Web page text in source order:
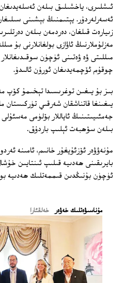
ئىشلىرى، ياخشىلىق بىلەن
ئەسەرلەردۇر. يېتىمنىڭ بېشىنى
زىيارەت قىلغان، دەردمەن بىلەن
مەزلۇملارنىڭ ئاۋازى بولغانلارنى بۇ
مىللىتى ۋە ۋەتىنى ئۈچۈن
چوقۇم ئۆچمەيدىغان ئورۇن ئالىدۇ.
بىز بۇ يىغىن توغرىسىدا تېخىمۇ كۆپ
يىغىنغا قاتناشقان شەرقىي تۈركىستان
جەمئىيىتىنىڭ ئاياللار بۆلۈمى
بىلەن سۆھبەت ئېلىپ باردۇق.
مۇنەۋۋەر ئۆزئۇيغۇر خانىم، ئامىنە
بايرىقىنى ھەدىيە قىلىپ ئىنتايىن
ئۈچۈن بۇنىڭدىن قىممەتلىك ھەدىيە
ﻣﯘﻧﺎﺳﯩﯟﻩﺗﻠﯩﻚ ﺧﻪﯞﻩﺭ خەلقئارا